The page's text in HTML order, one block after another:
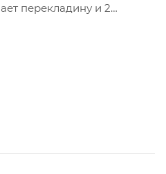
перекладину и 2
ПНУ-65 с шурупами,